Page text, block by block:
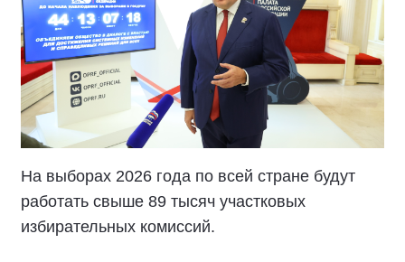
На выборах 2026 года по всей стране будут
работать свыше 89 тысяч участковых
избирательных комиссий.